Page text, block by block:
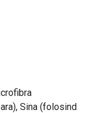
Sina (folosind